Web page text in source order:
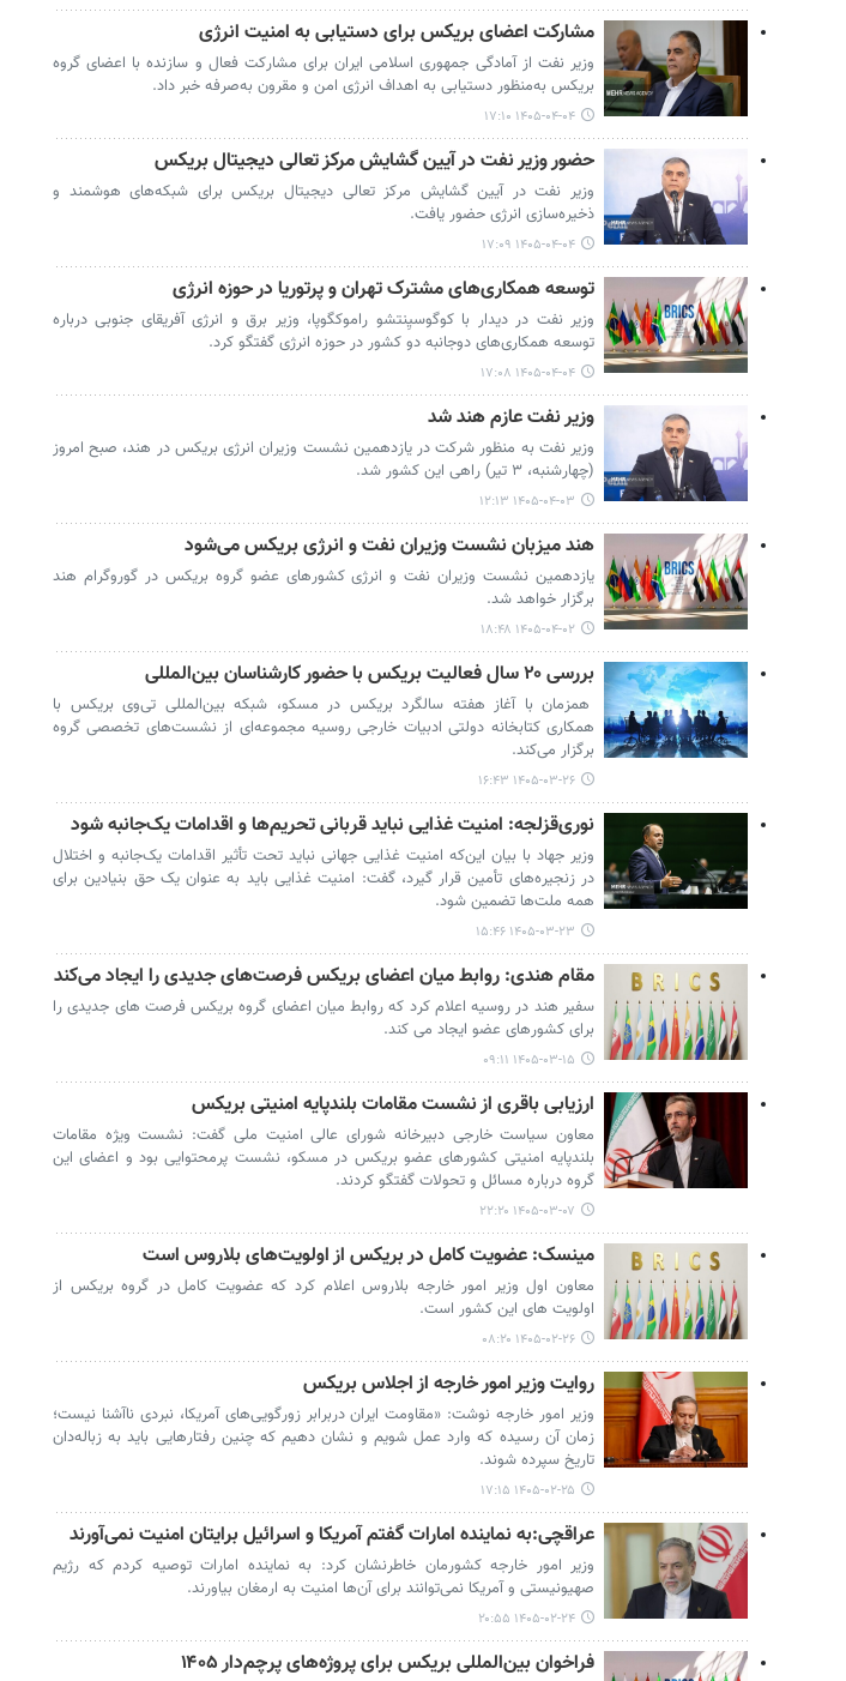
مشارکت اعضای بریکس برای دستیابی به امنیت انرژی
وزیر نفت از آمادگی جمهوری اسلامی ایران برای مشارکت فعال و سازنده با اعضای گروه
بریکس به‌منظور دستیابی به اهداف انرژی امن و مقرون به‌صرفه خبر داد.
۱۴۰۵-۰۴-۰۴ ۱۷:۱۰
حضور وزیر نفت در آیین گشایش مرکز تعالی دیجیتال بریکس
وزیر نفت در آیین گشایش مرکز تعالی دیجیتال بریکس برای شبکه‌های هوشمند و
ذخیره‌سازی انرژی حضور یافت.
۱۴۰۵-۰۴-۰۴ ۱۷:۰۹
توسعه همکاری‌های مشترک تهران و پرتوریا در حوزه انرژی
وزیر نفت در دیدار با کوگوسیِنتشو راموکگوپا، وزیر برق و انرژی آفریقای جنوبی درباره
توسعه همکاری‌های دوجانبه دو کشور در حوزه انرژی گفتگو کرد.
۱۴۰۵-۰۴-۰۴ ۱۷:۰۸
وزیر نفت عازم هند شد
وزیر نفت به منظور شرکت در یازدهمین نشست وزیران انرژی بریکس در هند، صبح امروز
(چهارشنبه، ۳ تیر) راهی این کشور شد.
۱۴۰۵-۰۴-۰۳ ۱۲:۱۳
هند میزبان نشست وزیران نفت و انرژی بریکس می‌شود
یازدهمین نشست وزیران نفت و انرژی کشورهای عضو گروه بریکس در گوروگرام هند
برگزار خواهد شد.
۱۴۰۵-۰۴-۰۲ ۱۸:۴۸
بررسی ۲۰ سال فعالیت بریکس با حضور کارشناسان بین‌المللی
همزمان با آغاز هفته سالگرد بریکس در مسکو، شبکه بین‌المللی تی‌وی بریکس با
همکاری کتابخانه دولتی ادبیات خارجی روسیه مجموعه‌ای از نشست‌های تخصصی گروه
برگزار می‌کند.
۱۴۰۵-۰۳-۲۶ ۱۶:۴۳
نوری‌قزلجه: امنیت غذایی نباید قربانی تحریم‌ها و اقدامات یک‌جانبه شود
وزیر جهاد با بیان این‌که امنیت غذایی جهانی نباید تحت تأثیر اقدامات یک‌جانبه و اختلال
در زنجیره‌های تأمین قرار گیرد، گفت: امنیت غذایی باید به عنوان یک حق بنیادین برای
همه ملت‌ها تضمین شود.
۱۴۰۵-۰۳-۲۳ ۱۵:۴۶
مقام هندی: روابط میان اعضای بریکس فرصت‌های جدیدی را ایجاد می‌کند
سفیر هند در روسیه اعلام کرد که روابط میان اعضای گروه بریکس فرصت های جدیدی را
برای کشورهای عضو ایجاد می کند.
۱۴۰۵-۰۳-۱۵ ۰۹:۱۱
ارزیابی باقری از نشست مقامات بلندپایه امنیتی بریکس
معاون سیاست خارجی دبیرخانه شورای عالی امنیت ملی گفت: نشست ویژه مقامات
بلندپایه امنیتی کشورهای عضو بریکس در مسکو، نشست پرمحتوایی بود و اعضای این
گروه درباره مسائل و تحولات گفتگو کردند.
۱۴۰۵-۰۳-۰۷ ۲۲:۲۰
مینسک: عضویت کامل در بریکس از اولویت‌های بلاروس است
معاون اول وزیر امور خارجه بلاروس اعلام کرد که عضویت کامل در گروه بریکس از
اولویت های این کشور است.
۱۴۰۵-۰۲-۲۶ ۰۸:۲۰
روایت وزیر امور خارجه از اجلاس بریکس
وزیر امور خارجه نوشت: «مقاومت ایران دربرابر زورگویی‌های آمریکا، نبردی ناآشنا نیست؛
زمان آن رسیده که وارد عمل شویم و نشان دهیم که چنین رفتارهایی باید به زباله‌دان
تاریخ سپرده شوند.
۱۴۰۵-۰۲-۲۵ ۱۷:۱۵
عراقچی:به نماینده امارات گفتم آمریکا و اسرائیل برایتان امنیت نمی‌آورند
وزیر امور خارجه کشورمان خاطرنشان کرد: به نماینده امارات توصیه کردم که رژیم
صهیونیستی و آمریکا نمی‌توانند برای آن‌ها امنیت به ارمغان بیاورند.
۱۴۰۵-۰۲-۲۴ ۲۰:۵۵
فراخوان بین‌المللی بریکس برای پروژه‌های پرچم‌دار ۱۴۰۵